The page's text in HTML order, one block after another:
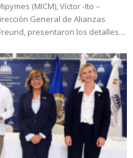
(MICM), Víctor -Ito –
General de Alianzas
presentaron los detalles…